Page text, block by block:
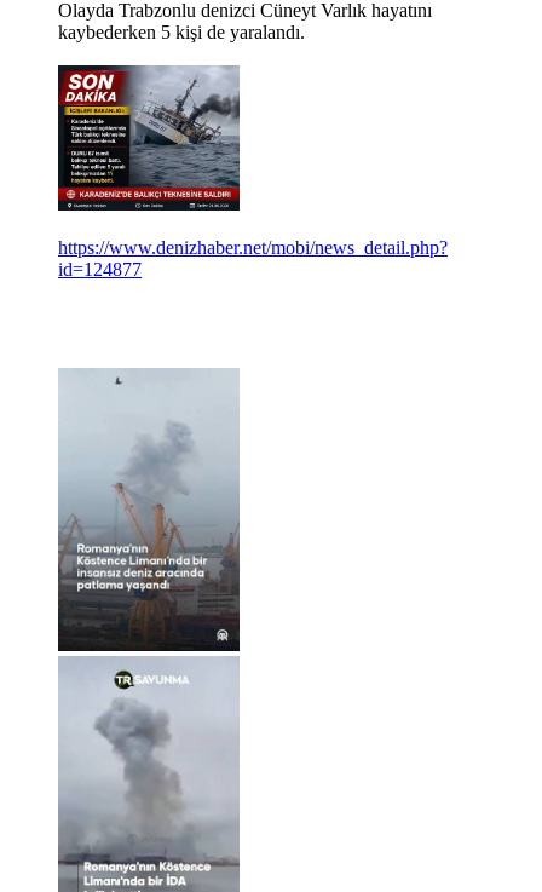
Olayda Trabzonlu denizci Cüneyt Varlık hayatını
kaybederken 5 kişi de yaralandı.
https://www.denizhaber.net/mobi/news_detail.php?
id=124877